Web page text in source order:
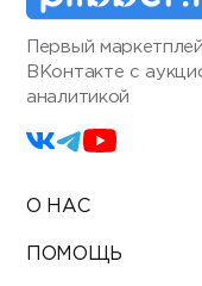
Первый
ВКонтакте с
аналитикой
О НАС
ПОМОЩЬ